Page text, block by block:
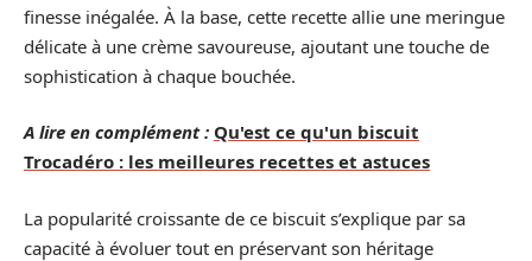
finesse inégalée. À la base, cette recette allie une meringue
délicate à une crème savoureuse, ajoutant une touche de
sophistication à chaque bouchée.
A lire en complément : Qu'est ce qu'un biscuit
Trocadéro : les meilleures recettes et astuces
La popularité croissante de ce biscuit s’explique par sa
capacité à évoluer tout en préservant son héritage